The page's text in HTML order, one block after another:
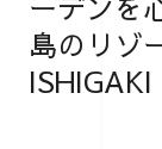
島のリゾ
ISHIGAKI